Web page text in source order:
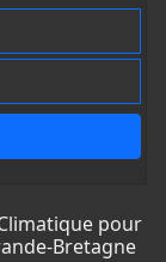
pour
Bretagne